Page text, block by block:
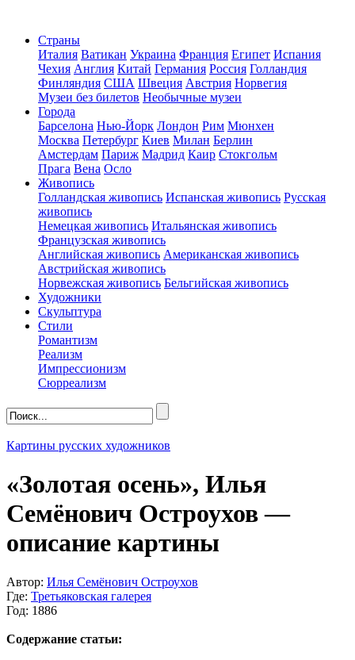
Страны
Италия Ватикан Украина Франция Египет Испания
Чехия Англия Китай Германия Россия Голландия
Финляндия США Швеция Австрия Норвегия
Музеи без билетов Необычные музеи
Города
Барселона Нью-Йорк Лондон Рим Мюнхен
Москва Петербург Киев Милан Берлин
Амстердам Париж Мадрид Каир Стокгольм
Прага Вена Осло
Живопись
Голландская живопись Испанская живопись Русская
живопись
Немецкая живопись Итальянская живопись
Французская живопись
Английская живопись Американская живопись
Австрийская живопись
Норвежская живопись Бельгийская живопись
Художники
Скульптура
Стили
Романтизм
Реализм
Импрессионизм
Сюрреализм
Картины русских художников
«Золотая осень», Илья
Семёнович Остроухов —
описание картины
Автор: Илья Семёнович Остроухов
Где: Третьяковская галерея
Год: 1886
Содержание статьи: